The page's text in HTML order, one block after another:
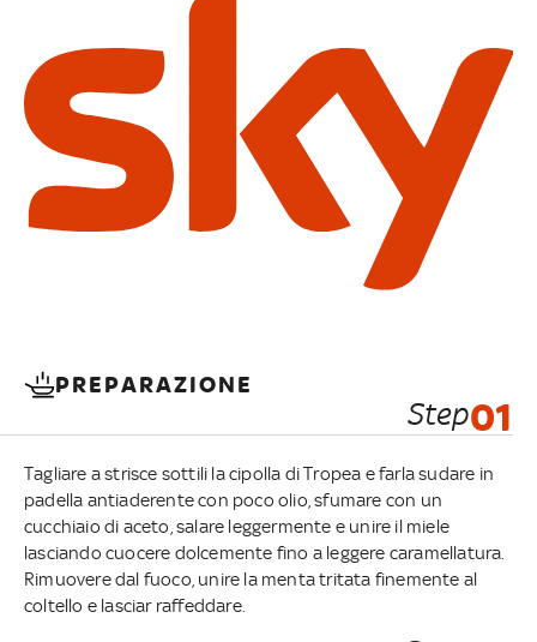
PREPARAZIONE
Step01
Tagliare a strisce sottili la cipolla di Tropea e farla sudare in
padella antiaderente con poco olio, sfumare con un
cucchiaio di aceto, salare leggermente e unire il miele
lasciando cuocere dolcemente fino a leggere caramellatura.
Rimuovere dal fuoco, unire la menta tritata finemente al
coltello e lasciar raffeddare.